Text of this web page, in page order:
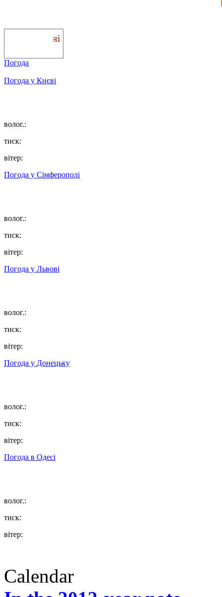
Погода
Погода у Києві
волог.:
тиск:
вітер:
Погода у Сімферополі
волог.:
тиск:
вітер:
Погода у Львові
волог.:
тиск:
вітер:
Погода у Донецьку
волог.:
тиск:
вітер:
Погода в Одесі
волог.:
тиск:
вітер:
Calendar